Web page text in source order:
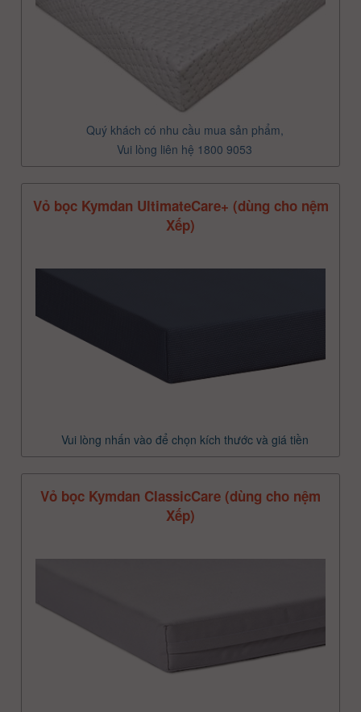
Quý khách có nhu cầu mua sản phẩm,
Vui lòng liên hệ 1800 9053
Vỏ bọc Kymdan UltimateCare+ (dùng cho nệm
Xếp)
Vui lòng nhấn vào để chọn kích thước và giá tiền
Vỏ bọc Kymdan ClassicCare (dùng cho nệm
Xếp)